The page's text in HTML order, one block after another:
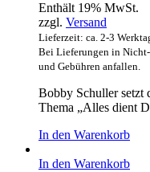
Enthält 19% MwSt.
zzgl. Versand
Lieferzeit: ca. 2-3
Bei Lieferungen in
und Gebühren anfallen.
Bobby Schuller setzt
Thema „Alles dient
In den Warenkorb
In den Warenkorb